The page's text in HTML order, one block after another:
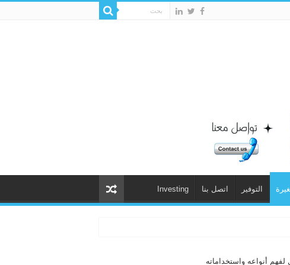
التوفير اتصل بنا Investing
أنواعه واستخداماته